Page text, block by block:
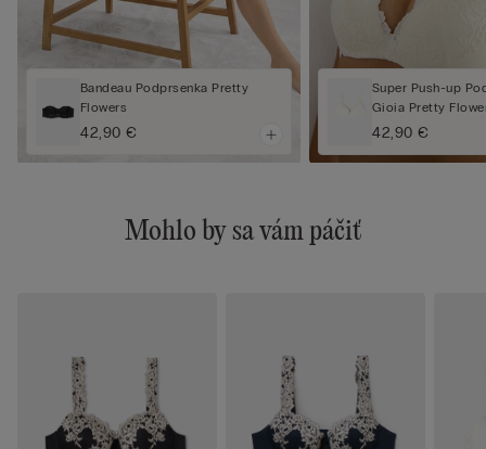
Bandeau Podprsenka Pretty
Flowers
42,90 €
Super Push-up
Gioia Pretty
42,90 €
Mohlo by sa vám páčiť